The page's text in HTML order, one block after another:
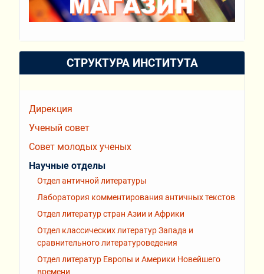
СТРУКТУРА ИНСТИТУТА
Дирекция
Ученый совет
Совет молодых ученых
Научные отделы
Отдел античной литературы
Лаборатория комментирования античных текстов
Отдел литератур стран Азии и Африки
Отдел классических литератур Запада и
сравнительного литературоведения
Отдел литератур Европы и Америки Новейшего
времени